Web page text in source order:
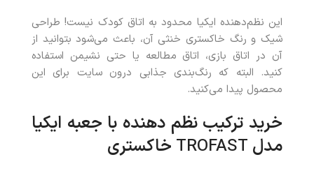
این نظم‌دهنده ایکیا محدود به اتاق کودک نیست! طراحی
شیک و رنگ خاکستری خنثی آن، باعث می‌شود بتوانید از
آن در اتاق بازی، اتاق مطالعه یا حتی نشیمن استفاده
کنید. البته که رنگ‌بندی جذابی درون سایت برای این
محصول پیدا می‌کنید.
خرید ترکیب نظم‌ دهنده با جعبه‌ ایکیا
مدل TROFAST خاکستری